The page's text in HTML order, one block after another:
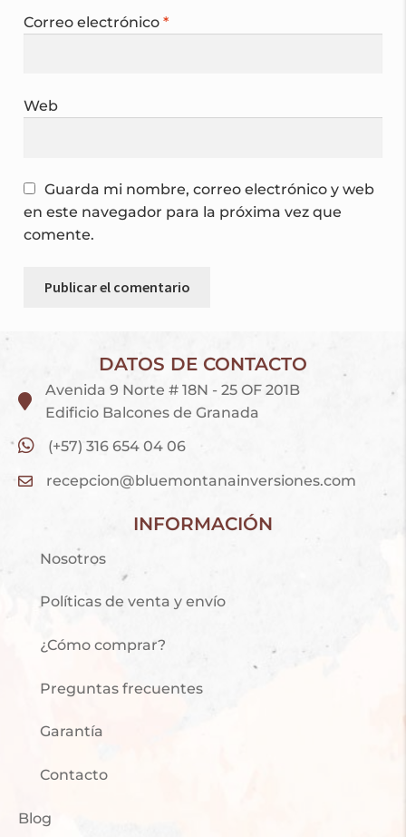
Correo electrónico *
Web
Guarda mi nombre, correo electrónico y web
en este navegador para la próxima vez que
comente.
DATOS DE CONTACTO
Avenida 9 Norte # 18N - 25 OF 201B
Edificio Balcones de Granada
(+57) 316 654 04 06
recepcion@bluemontanainversiones.com
INFORMACIÓN
Nosotros
Políticas de venta y envío
¿Cómo comprar?
Preguntas frecuentes
Garantía
Contacto
Blog